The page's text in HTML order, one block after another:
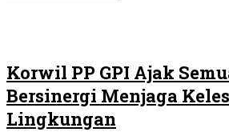
Korwil PP GPI Ajak
Bersinergi Menjaga
Lingkungan